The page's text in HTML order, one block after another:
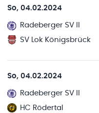
So, 04.02.2024
Radeberger SV II
SV Lok Königsbrück
So, 04.02.2024
Radeberger SV II
HC Rödertal